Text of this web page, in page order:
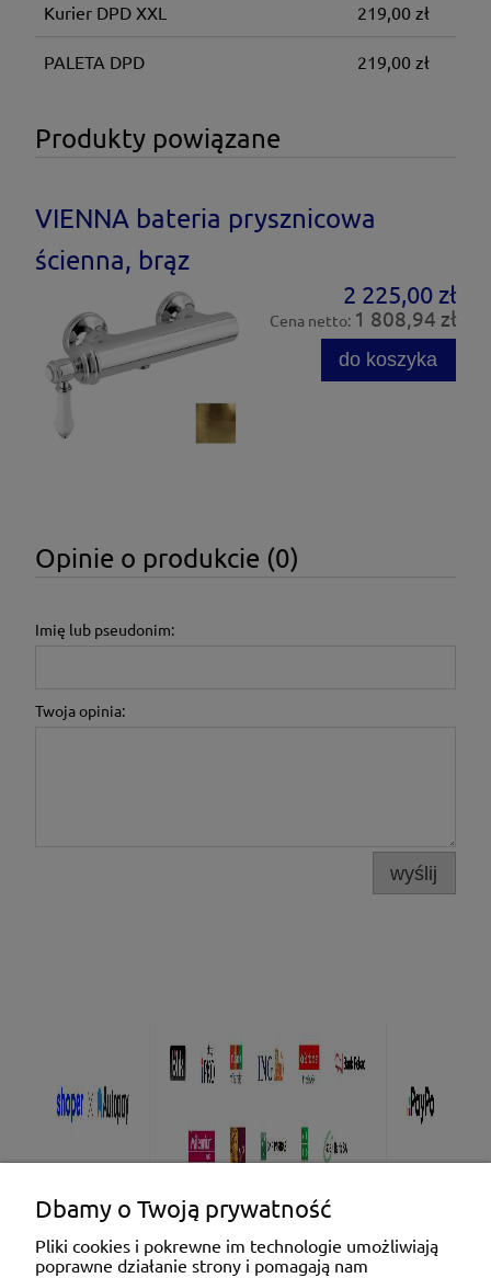
Kurier DPD XXL 219,00 zł
PALETA DPD 219,00 zł
Produkty powiązane
VIENNA bateria prysznicowa
ścienna, brąz
2 225,00 zł
Cena netto: 1 808,94 zł
do koszyka
Opinie o produkcie (0)
Imię lub pseudonim:
Twoja opinia:
wyślij
Pomoc
Dbamy o Twoją prywatność
Pliki cookies i pokrewne im technologie umożliwiają
poprawne działanie strony i pomagają nam